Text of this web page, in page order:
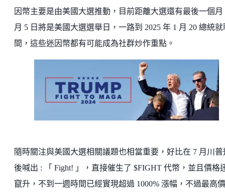
因幣主要是由美國大選推動，目前距離大選還有最後一個月
月 5 日將是美國大選選舉日，一路到 2025 年 1 月 20 總統
間，這些迷因幣都有可能成為社群炒作重點。
隨時關注與美國大選相關議題也相當重要，好比在 7 月川普
後喊出 : 「 Fight! 」，直接催生了 $FIGHT 代幣，並且價格
竄升，不到一週時間已經實現超過 1000% 漲幅，不過最高